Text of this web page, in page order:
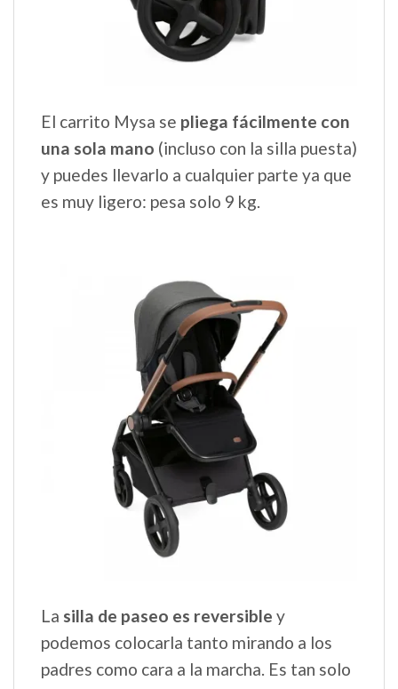
El carrito Mysa se pliega fácilmente con
una sola mano (incluso con la silla puesta)
y puedes llevarlo a cualquier parte ya que
es muy ligero: pesa solo 9 kg.
La silla de paseo es reversible y
podemos colocarla tanto mirando a los
padres como cara a la marcha. Es tan solo